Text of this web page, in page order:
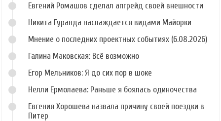
Евгений Ромашов сделал апгрейд своей внешности
Никита Гуранда наслаждается видами Майорки
Мнение о последних проектных событиях (6.08.2026)
Галина Маковская: Всё возможно
Егор Мельников: Я до сих пор в шоке
Нелли Ермолаева: Раньше я боялась одиночества
Евгения Хорошева назвала причину своей поездки в
Питер